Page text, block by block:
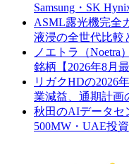
Samsung・SK
ASML露光機完全
液浸の全世代比較
ノエトラ（Noetra
銘柄【2026年8月最
リガクHDの2026
業減益、通期計画
秋田のAIデータセ
500MW・UAE投